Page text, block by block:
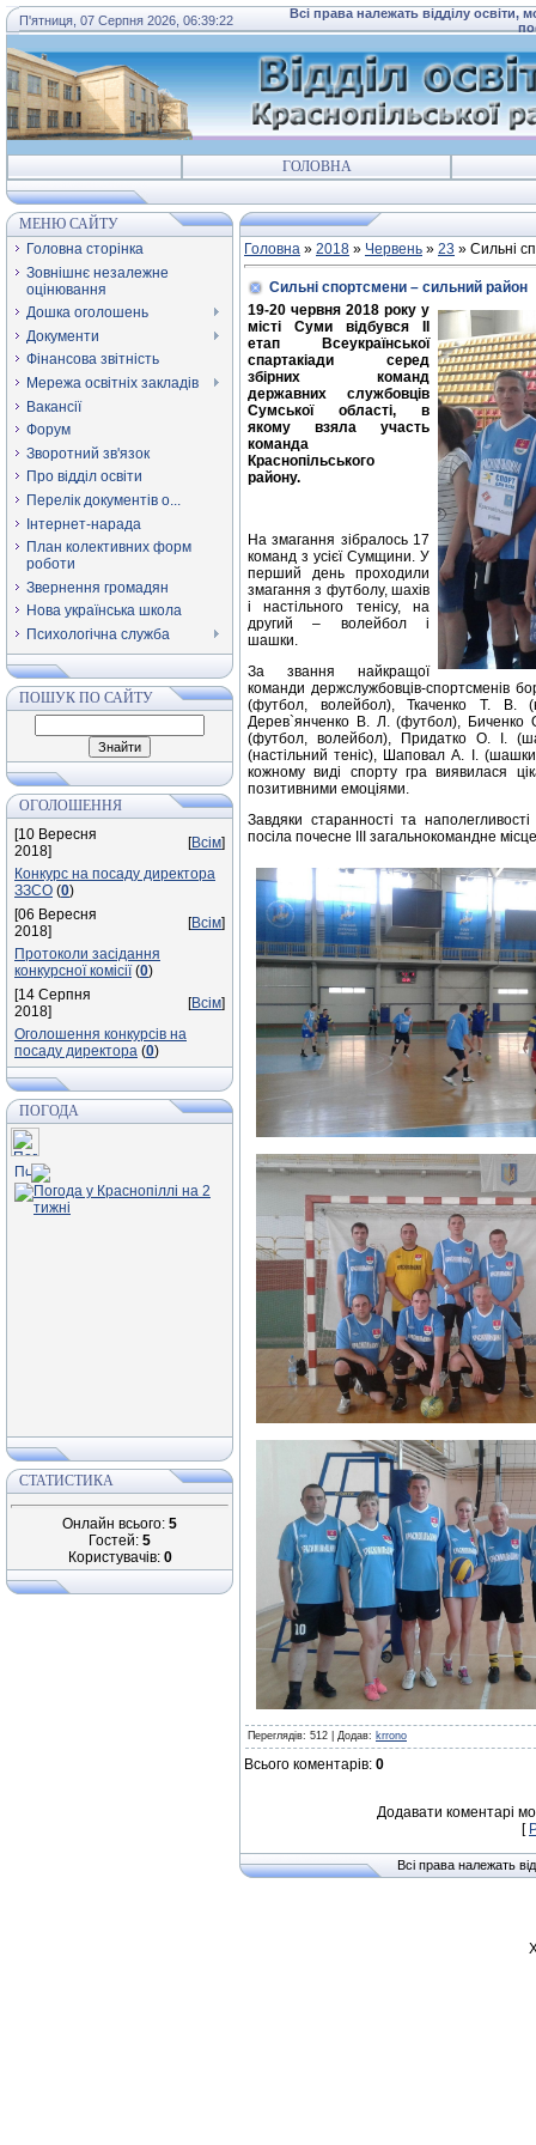
П'ятниця, 07 Серпня 2026, 06:39:22
Всі права належать відділу освіти,
ГОЛОВНА
МЕНЮ САЙТУ
Головна сторінка
Зовнішнє незалежне
оцінювання
Дошка оголошень
Документи
Фінансова звітність
Мережа освітніх закладів
Вакансії
Форум
Зворотний зв'язок
Про відділ освіти
Перелік документів о...
Інтернет-нарада
План колективних форм
роботи
Звернення громадян
Нова українська школа
Психологічна служба
ПОШУК ПО САЙТУ
ОГОЛОШЕННЯ
[10 Вересня
2018]
[Всім]
Конкурс на посаду директора
ЗЗСО (0)
[06 Вересня
2018]
[Всім]
Протоколи засідання
конкурсної комісії (0)
[14 Серпня
2018]
[Всім]
Оголошення конкурсів на
посаду директора (0)
ПОГОДА
СТАТИСТИКА
Онлайн всього: 5
Гостей: 5
Користувачів: 0
Головна » 2018 » Червень » 23 » Сильні
Сильні спортсмени – сильний район
19-20 червня 2018 року у
місті Суми відбувся ІІ
етап Всеукраїнської
спартакіади серед
збірних команд
державних службовців
Сумської області, в
якому взяла участь
команда
Краснопільського
району.
На змагання зібралось 17
команд з усієї Сумщини. У
перший день проходили
змагання з футболу, шахів
і настільного тенісу, на
другий – волейбол і
шашки.
За звання найкращої
команди держслужбовців-спортсменів
(футбол, волейбол), Ткаченко Т. В.
Дерев`янченко В. Л. (футбол),
(футбол, волейбол), Придатко О. І.
(настільний теніс), Шаповал А. І.
кожному виді спорту гра виявилася
позитивними емоціями.
Завдяки старанності та
посіла почесне ІІІ загальнокомандне
Переглядів: 512 | Додав: krrono
Всього коментарів: 0
Додавати коментарі
[
Всі права належать